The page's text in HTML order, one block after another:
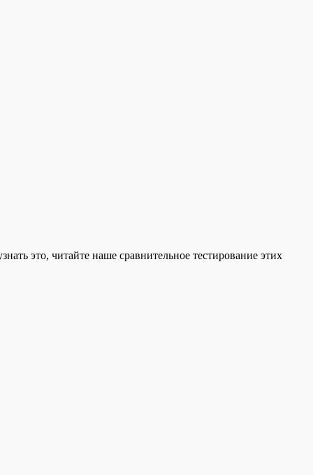
это, читайте наше сравнительное тестирование этих